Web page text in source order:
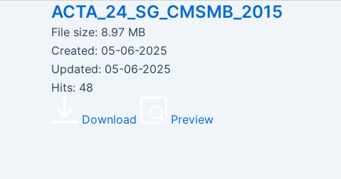
ACTA_24_SG_CMSMB_2015
File size: 8.97 MB
Created: 05-06-2025
Updated: 05-06-2025
Hits: 48
Download Preview